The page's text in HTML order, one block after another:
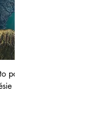
panoramique - Volcan